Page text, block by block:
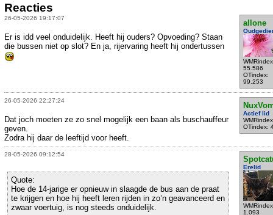
Reacties
26-05-2026 19:17:07
allone
55.586
OTindex:
99.253
Er is idd veel onduidelijk. Heeft hij ouders? Opvoeding? Staan
die bussen niet op slot? En ja, rijervaring heeft hij ondertussen
26-05-2026 22:27:24
Actief lid
OTindex:
Dat joch moeten ze zo snel mogelijk een baan als buschauffeur
geven.
Zodra hij daar de leeftijd voor heeft.
28-05-2026 09:12:54
Erelid
1.093
Quote:
Hoe de 14-jarige er opnieuw in slaagde de bus aan de praat
te krijgen en hoe hij heeft leren rijden in zo’n geavanceerd en
zwaar voertuig, is nog steeds onduidelijk.